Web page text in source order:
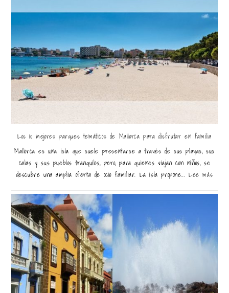
Los 10 mejores parques temáticos de Mallorca para disfrutar en familia
Mallorca es una isla que suele presentarse a través de sus playas, sus
calas y sus pueblos tranquilos, pero, para quienes viajan con niños, se
descubre una amplia oferta de ocio familiar. La isla propone...Lee más